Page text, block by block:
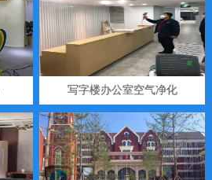
写字楼办公室空气净化